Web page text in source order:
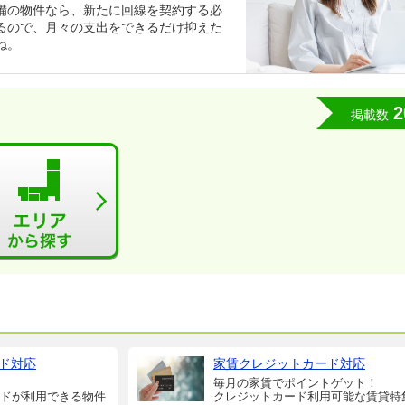
物件なら、新たに回線を契約する必
で、月々の支出をできるだけ抑えた
掲載数
対応
が利用できる物件
家賃クレジットカード対応
毎月の家賃でポイントゲット！
クレジットカード利用可能な賃貸特